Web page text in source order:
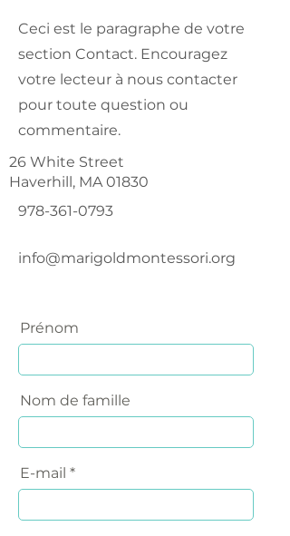
Ceci est le paragraphe de votre
section Contact. Encouragez
votre lecteur à nous contacter
pour toute question ou
commentaire.
26 White Street
Haverhill, MA 01830
978-361-0793
info@marigoldmontessori.org
Prénom
Nom de famille
E-mail